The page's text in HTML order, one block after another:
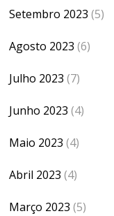
Setembro 2023 (5)
Agosto 2023 (6)
Julho 2023 (7)
Junho 2023 (4)
Maio 2023 (4)
Abril 2023 (4)
Março 2023 (5)